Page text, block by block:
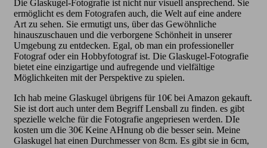
Die Glaskugel-Fotografie ist nicht nur visuell ansprechend. Sie
ermöglicht es dem Fotografen auch, die Welt auf eine andere
Art zu sehen. Sie ermutigt uns, über das Gewöhnliche
hinauszuschauen und die verborgene Schönheit in unserer
Umgebung zu entdecken. Egal, ob man ein professioneller
Fotograf oder ein Hobbyfotograf ist. Die Glaskugel-Fotografie
bietet eine einzigartige und aufregende und vielfältige
Möglichkeiten mit der Perspektive zu spielen.
Ich hab meine Glaskugel übrigens für 10€ bei Amazon gekauft.
Sie ist dort auch unter dem Begriff Lensball zu finden. es gibt
spezielle welche für die Fotografie angepriesen werden. DIe
kosten um die 30€ Keine AHnung ob die besser sein. Meine
Glaskugel hat einen Durchmesser von 8cm. Es gibt sie in 6cm,